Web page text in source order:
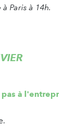
Paris à 14h.
à